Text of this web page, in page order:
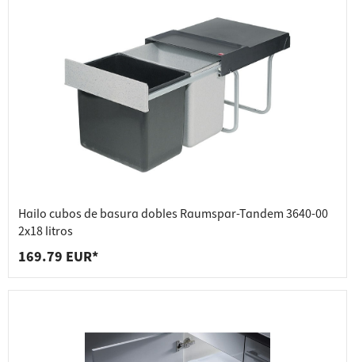
Hailo cubos de basura dobles Raumspar-Tandem 3640-00
2x18 litros
169.79 EUR*